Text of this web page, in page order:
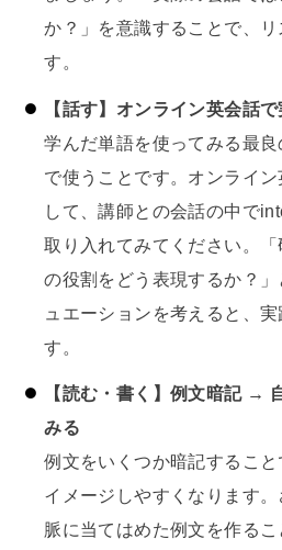
か？」を意識することで、
す。
【話す】オンライン英会話
学んだ単語を使ってみる最
で使うことです。オンライ
して、講師との会話の中で
取り入れてみてください。
の役割をどう表現するか？
ュエーションを考えると、
す。
【読む・書く】例文暗記 →
みる
例文をいくつか暗記するこ
イメージしやすくなります
脈に当てはめた例文を作る